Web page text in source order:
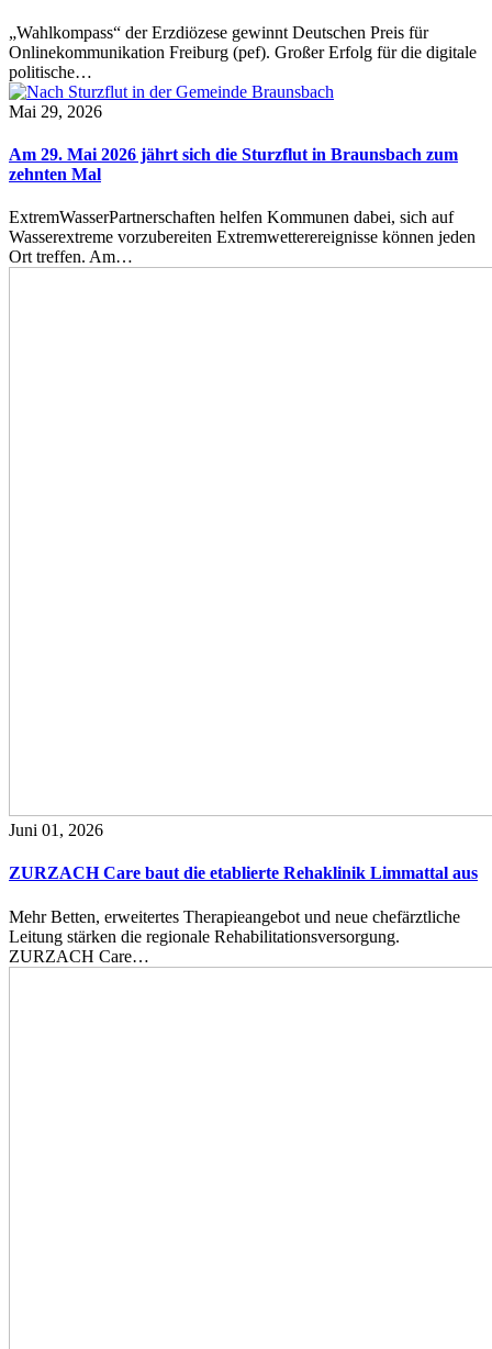
„Wahlkompass“ der Erzdiözese gewinnt Deutschen Preis für
Onlinekommunikation Freiburg (pef). Großer Erfolg für die digitale
politische…
Mai 29, 2026
Am 29. Mai 2026 jährt sich die Sturzflut in Braunsbach zum
zehnten Mal
ExtremWasserPartnerschaften helfen Kommunen dabei, sich auf
Wasserextreme vorzubereiten Extremwetterereignisse können jeden
Ort treffen. Am…
Juni 01, 2026
ZURZACH Care baut die etablierte Rehaklinik Limmattal aus
Mehr Betten, erweitertes Therapieangebot und neue chefärztliche
Leitung stärken die regionale Rehabilitationsversorgung.
ZURZACH Care…